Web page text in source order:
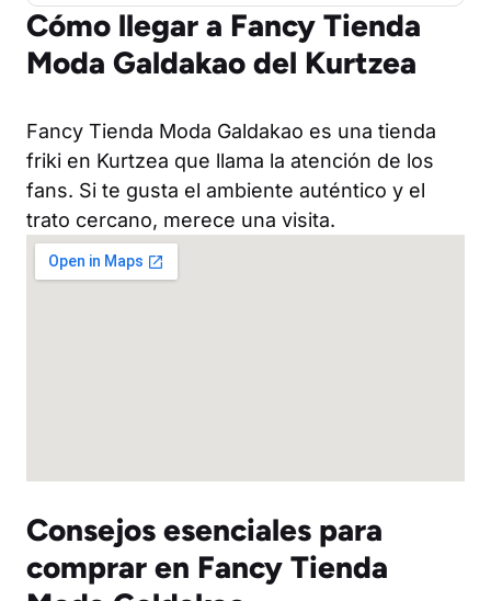
Cómo llegar a Fancy Tienda
Moda Galdakao del Kurtzea
Fancy Tienda Moda Galdakao es una tienda
friki en Kurtzea que llama la atención de los
fans. Si te gusta el ambiente auténtico y el
trato cercano, merece una visita.
Consejos esenciales para
comprar en Fancy Tienda